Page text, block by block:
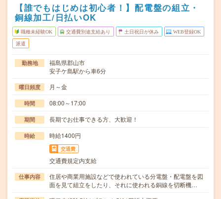
【誰でもはじめは初心者！】配電盤の組立・
銅線加工/日払いOK
職種未経験OK 交通費別途支給あり 土日祝日が休み WEB登録OK
派遣
勤務地
福島県郡山市
安子ケ島駅から車6分
曜日頻度 月～金
時間 08:00～17:00
期間 長期でお仕事できる方、大歓迎！
時給 時給1400円
交通費
交通費規定内支給
仕事内容
住居や商業用施設などで使われている分電盤・配電盤を図
面を見て組立をしたり、それに使われる銅線を切断機…